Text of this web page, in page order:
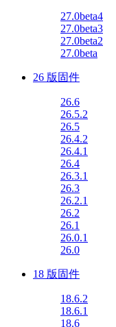
27.0beta4
27.0beta3
27.0beta2
27.0beta
26 版固件
26.6
26.5.2
26.5
26.4.2
26.4.1
26.4
26.3.1
26.3
26.2.1
26.2
26.1
26.0.1
26.0
18 版固件
18.6.2
18.6.1
18.6